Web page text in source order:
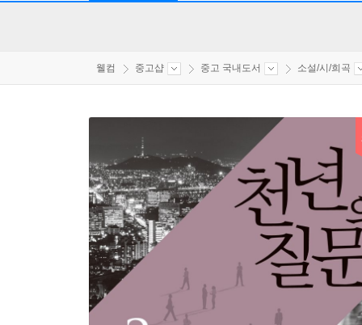
웰컴 중고샵 중고 국내도서 소설/시/희곡